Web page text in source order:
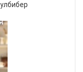
₸
7,420 ₸